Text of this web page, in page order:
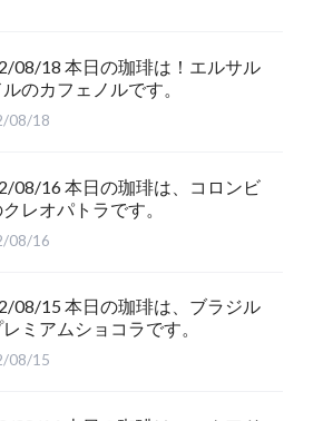
08/18 本日の珈琲は！エルサル
のカフェノルです。
08/18
08/16 本日の珈琲は、コロンビ
レオパトラです。
08/16
08/15 本日の珈琲は、ブラジル
ミアムショコラです。
08/15